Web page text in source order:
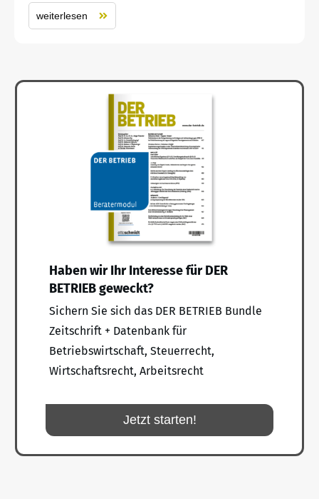
weiterlesen
Haben wir Ihr Interesse für DER
BETRIEB geweckt?
Sichern Sie sich das DER BETRIEB Bundle
Zeitschrift + Datenbank für
Betriebswirtschaft, Steuerrecht,
Wirtschaftsrecht, Arbeitsrecht
Jetzt starten!